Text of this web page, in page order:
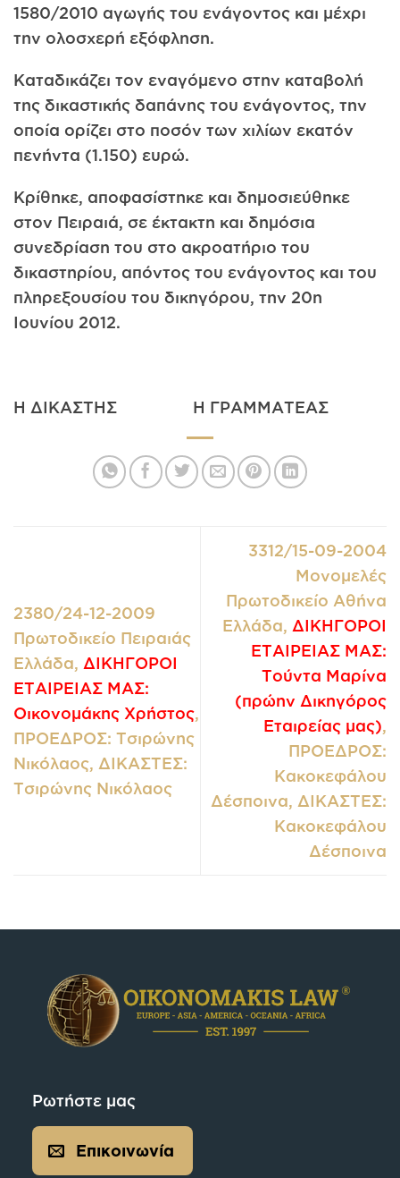
1580/2010 αγωγής του ενάγοντος και μέχρι
την ολοσχερή εξόφληση.
Καταδικάζει τον εναγόμενο στην καταβολή
της δικαστικής δαπάνης του ενάγοντος, την
οποία ορίζει στο ποσόν των χιλίων εκατόν
πενήντα (1.150) ευρώ.
Κρίθηκε, αποφασίστηκε και δημοσιεύθηκε
στον Πειραιά, σε έκτακτη και δημόσια
συνεδρίαση του στο ακροατήριο του
δικαστηρίου, απόντος του ενάγοντος και του
πληρεξουσίου του δικηγόρου, την 20η
Ιουνίου 2012.
Η ΔΙΚΑΣΤΗΣ Η ΓΡΑΜΜΑΤΕΑΣ
2380/24-12-2009
Πρωτοδικείο Πειραιάς
Ελλάδα, ΔΙΚΗΓΟΡΟΙ
ΕΤΑΙΡΕΙΑΣ ΜΑΣ:
Οικονομάκης Χρήστος,
ΠΡΟΕΔΡΟΣ: Τσιρώνης
Νικόλαος, ΔΙΚΑΣΤΕΣ:
Τσιρώνης Νικόλαος
3312/15-09-2004
Μονομελές
Πρωτοδικείο Αθήνα
Ελλάδα, ΔΙΚΗΓΟΡΟΙ
ΕΤΑΙΡΕΙΑΣ ΜΑΣ:
Τούντα Μαρίνα
(πρώην Δικηγόρος
Εταιρείας μας),
ΠΡΟΕΔΡΟΣ:
Κακοκεφάλου
Δέσποινα, ΔΙΚΑΣΤΕΣ:
Κακοκεφάλου
Δέσποινα
Ρωτήστε μας
Επικοινωνία